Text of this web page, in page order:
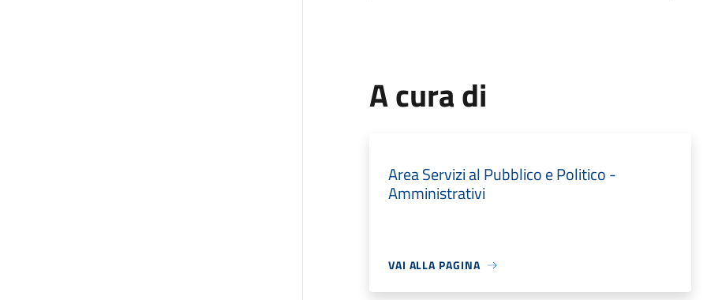
A cura di
Area Servizi al Pubblico e Politico -
Amministrativi
VAI ALLA PAGINA